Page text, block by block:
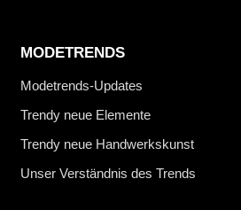
MODETRENDS
Modetrends-Updates
Trendy neue Elemente
Trendy neue Handwerkskunst
Unser Verständnis des Trends